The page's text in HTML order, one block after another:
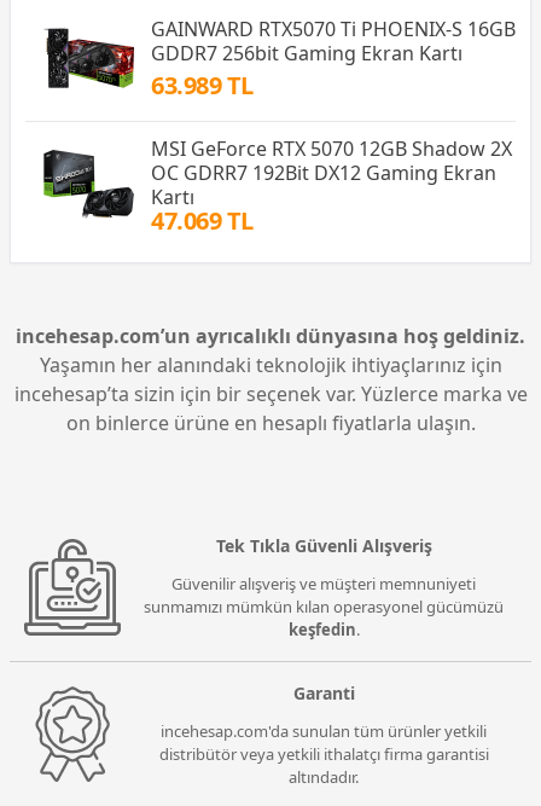
GAINWARD RTX5070 Ti PHOENIX-S 16GB
GDDR7 256bit Gaming Ekran Kartı
63.989 TL
MSI GeForce RTX 5070 12GB Shadow 2X
OC GDRR7 192Bit DX12 Gaming Ekran
Kartı
47.069 TL
incehesap.com’un ayrıcalıklı dünyasına hoş geldiniz.
Yaşamın her alanındaki teknolojik ihtiyaçlarınız için
incehesap’ta sizin için bir seçenek var. Yüzlerce marka ve
on binlerce ürüne en hesaplı fiyatlarla ulaşın.
Tek Tıkla Güvenli Alışveriş
Güvenilir alışveriş ve müşteri memnuniyeti
sunmamızı mümkün kılan operasyonel gücümüzü
keşfedin.
Garanti
incehesap.com'da sunulan tüm ürünler yetkili
distribütör veya yetkili ithalatçı firma garantisi
altındadır.